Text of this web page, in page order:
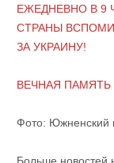
ЕЖЕДНЕВНО В 9
СТРАНЫ
ЗА УКРАИНУ!
ВЕЧНАЯ ПАМЯТЬ
Фото: Южненский